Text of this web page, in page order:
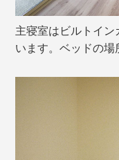
主寝室はビルトイ
います。ベッドの場